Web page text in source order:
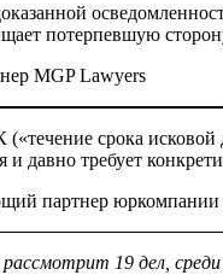
потерпевшую
MGP Lawyers
срока исковой
и давно требует
партнер юркомпании
19 дел,